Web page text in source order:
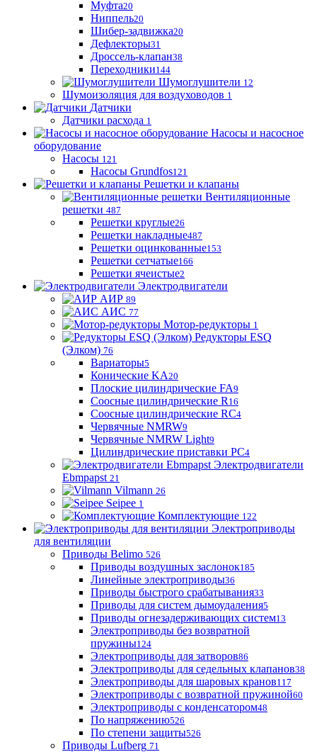
Муфта20
Ниппель20
Шибер-задвижка20
Дефлекторы31
Дроссель-клапан38
Переходники144
Шумоглушители 12
Шумоизоляция для воздуховодов 1
Датчики
Датчики расхода 1
Насосы и насосное
оборудование
Насосы 121
Насосы Grundfos121
Решетки и клапаны
Вентиляционные
решетки 487
Решетки круглые26
Решетки накладные487
Решетки оцинкованные153
Решетки сетчатые166
Решетки ячеистые2
Электродвигатели
АИР 89
АИС 77
Мотор-редукторы 1
Редукторы ESQ
(Элком) 76
Вариаторы5
Конические KA20
Плоские цилиндрические FA9
Соосные цилиндрические R 16
Соосные цилиндрические RC4
Червячные NMRW9
Червячные NMRW Light9
Цилиндрические приставки PC4
Электродвигатели
Ebmpapst 21
Vilmann 26
Seipee 1
Комплектующие 122
Электроприводы
для вентиляции
Приводы Belimo 526
Приводы воздушных заслонок185
Линейные электроприводы36
Приводы быстрого срабатывания33
Приводы для систем дымоудаления5
Приводы огнезадерживающих систем13
Электроприводы без возвратной
пружины124
Электроприводы для затворов86
Электроприводы для седельных клапанов38
Электроприводы для шаровых кранов117
Электроприводы с возвратной пружиной60
Электроприводы с конденсатором48
По напряжению526
По степени защиты526
Приводы Lufberg 71